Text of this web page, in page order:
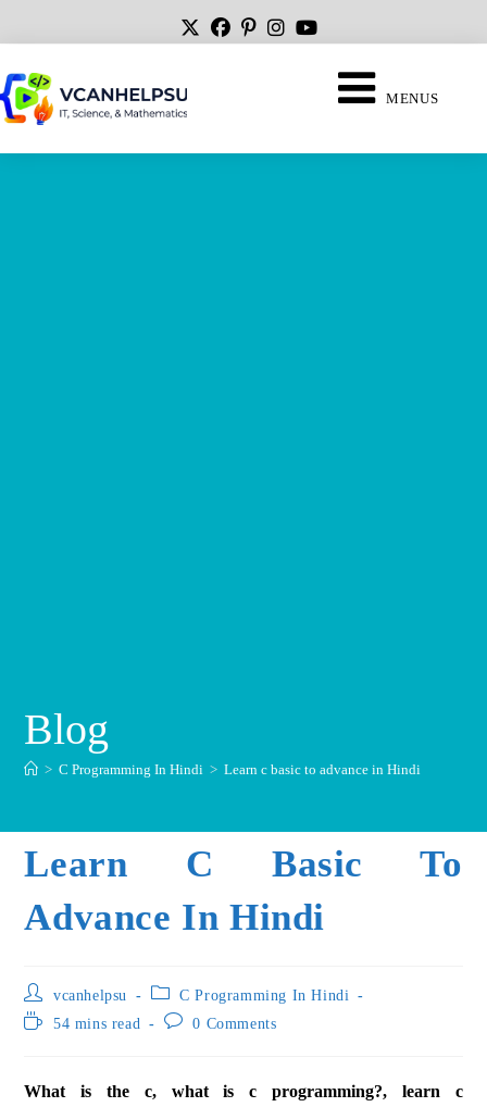
MENUS
Blog
> C Programming In Hindi > Learn c basic to advance in Hindi
Learn C Basic To
Advance In Hindi
vcanhelpsu
C Programming In Hindi
54 mins read
0 Comments
What is the c, what is c programming?, learn c